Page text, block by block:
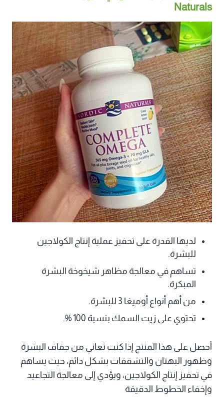
Naturals
لديها القدرة على تحفيز عملية إنتاج الكولاجين
للبشرة.
تساهم في معالجة مظاهر شيخوخة البشرة
المبكرة.
من أهم أنواع أوميغا 3 للبشرة.
تحتوي على زيت السمك بنسبة 100 %.
أحصل على هذا المنتج إذا كنت تعاني من جفاف البشرة
وظهور البهتان والتشققات بشكل دائم، حيث يساهم
في تحفيز إنتاج الكولاجين، ويؤدي إلى معالجة التجاعيد
وإخفاء الخطوط الدقيقة